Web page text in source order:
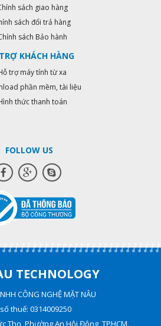
sách giao hàng
sách đổi trả hàng
sách Bảo hành
KHÁCH HÀNG
trợ máy tính từ xa
phần mềm, tài liệu
thức thanh toán
FOLLOW US
TECHNOLOGY
CÔNG NGHỆ MẶT NÂU
thuế: 0314009250
Thọ, Phường An Hội Đông, TPHCM.